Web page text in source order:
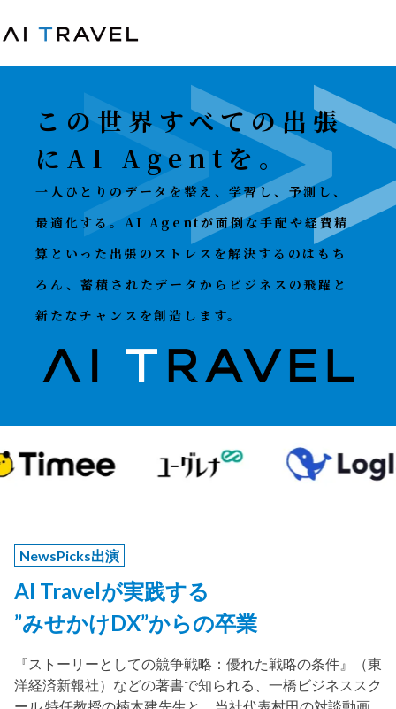
この世界すべての出張
にAI Agentを。
一人ひとりのデータを整え、学習し、予測し、
最適化する。AI Agentが面倒な手配や経費精
算といった出張のストレスを解決するのはもち
ろん、蓄積されたデータからビジネスの飛躍と
新たなチャンスを創造します。
NewsPicks出演
AI Travelが実践する
”みせかけDX”からの卒業
『ストーリーとしての競争戦略：優れた戦略の条件』（東
洋経済新報社）などの著書で知られる、一橋ビジネススク